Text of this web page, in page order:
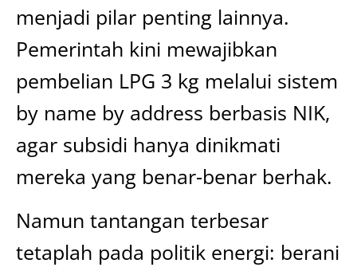
menjadi pilar penting lainnya.
Pemerintah kini mewajibkan
pembelian LPG 3 kg melalui sistem
by name by address berbasis NIK,
agar subsidi hanya dinikmati
mereka yang benar-benar berhak.
Namun tantangan terbesar
tetaplah pada politik energi: berani